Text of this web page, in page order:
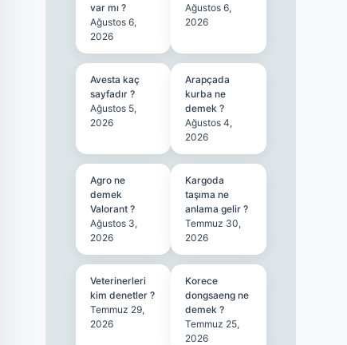
var mı ?
Ağustos 6,
2026
Ağustos 6,
2026
Avesta kaç
sayfadır ?
Ağustos 5,
2026
Arapçada
kurba ne
demek ?
Ağustos 4,
2026
Agro ne
demek
Valorant ?
Ağustos 3,
2026
Kargoda
taşıma ne
anlama gelir ?
Temmuz 30,
2026
Veterinerleri
kim denetler ?
Temmuz 29,
2026
Korece
dongsaeng ne
demek ?
Temmuz 25,
2026